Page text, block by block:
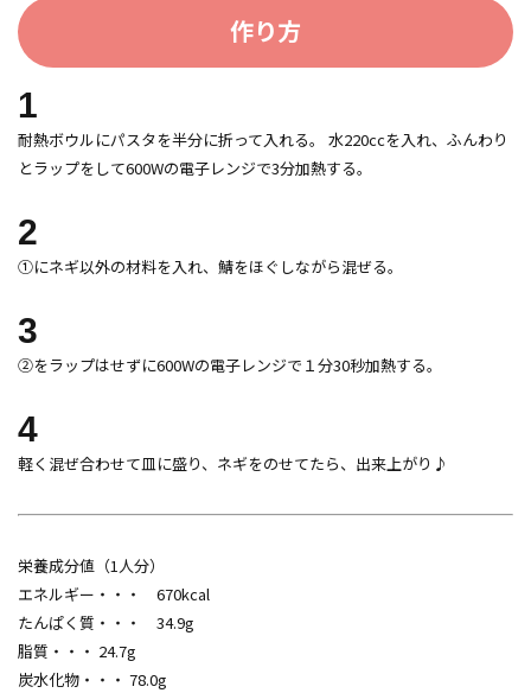
作り方
1
耐熱ボウルにパスタを半分に折って入れる。 水220ccを入れ、ふんわり
とラップをして600Wの電子レンジで3分加熱する。
2
①にネギ以外の材料を入れ、鯖をほぐしながら混ぜる。
3
②をラップはせずに600Wの電子レンジで１分30秒加熱する。
4
軽く混ぜ合わせて皿に盛り、ネギをのせてたら、出来上がり♪
栄養成分値（1人分）
エネルギー・・・ 670kcal
たんぱく質・・・ 34.9g
脂質・・・ 24.7g
炭水化物・・・ 78.0g